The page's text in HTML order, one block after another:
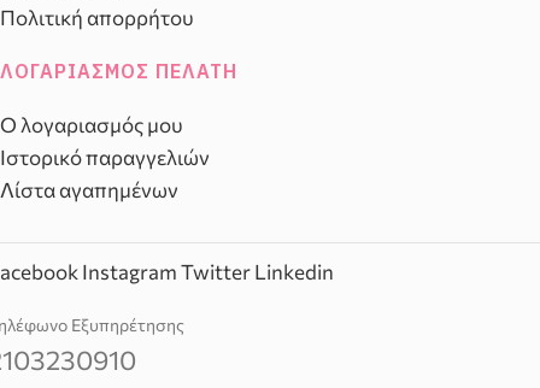
Πολιτική απορρήτου
ΛΟΓΑΡΙΑΣΜΌΣ ΠΕΛΆΤΗ
Ο λογαριασμός μου
Ιστορικό παραγγελιών
Λίστα αγαπημένων
InstagramTwitterLinkedin
Εξυπηρέτησης